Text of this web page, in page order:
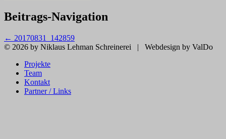
Beitrags-Navigation
← 20170831_142859
© 2026 by Niklaus Lehman Schreinerei
| Webdesign by ValDo
Projekte
Team
Kontakt
Partner / Links